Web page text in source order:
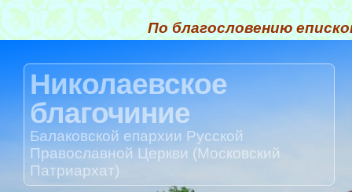
По благословению
Николаевское
благочиние
Балаковской епархии Русской
Православной Церкви (Московский
Патриархат)